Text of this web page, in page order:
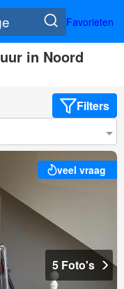
Favorieten
in Noord
Filters
veel vraag
5 Foto's